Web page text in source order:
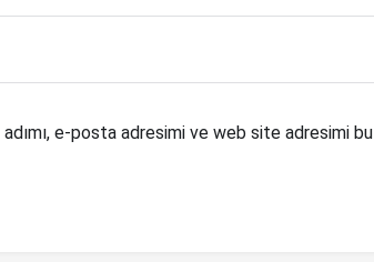
e-posta adresimi ve web site adresimi bu